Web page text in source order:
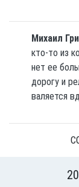
Михаил
кто-то из
нет ее
дорогу и
валяется